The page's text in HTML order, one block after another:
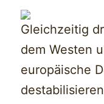
Gleichzeitig
dem Westen
europäische